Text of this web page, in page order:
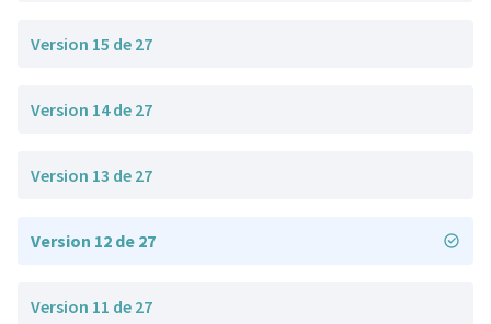
Version 15 de 27
Version 14 de 27
Version 13 de 27
Version 12 de 27
Version 11 de 27